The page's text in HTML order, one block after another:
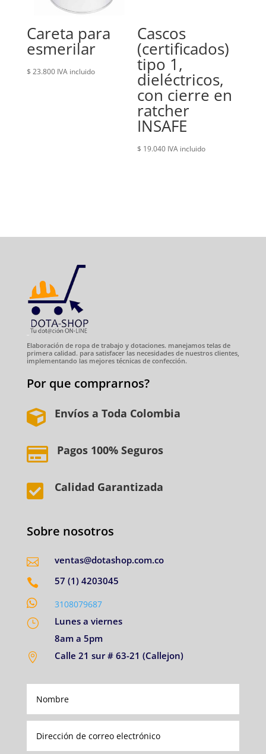
Careta para
esmerilar
$ 23.800 IVA incluido
Cascos
(certificados)
tipo 1,
dieléctricos,
con cierre en
ratcher
INSAFE
$ 19.040 IVA incluido
Elaboración de ropa de trabajo y dotaciones. manejamos telas de
primera calidad. para satisfacer las necesidades de nuestros clientes,
implementando las mejores técnicas de confección.
Por que comprarnos?
 Envíos a Toda Colombia
 Pagos 100% Seguros
 Calidad Garantizada
Sobre nosotros

ventas@dotashop.com.co

57 (1) 4203045
 3108079687
}
Lunes a viernes
8am a 5pm

Calle 21 sur # 63-21 (Callejon)